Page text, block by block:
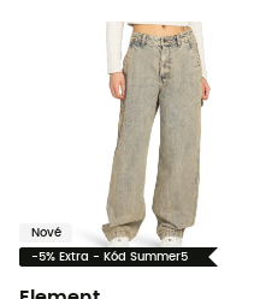
Nové
-5% Extra - Kód Summer5